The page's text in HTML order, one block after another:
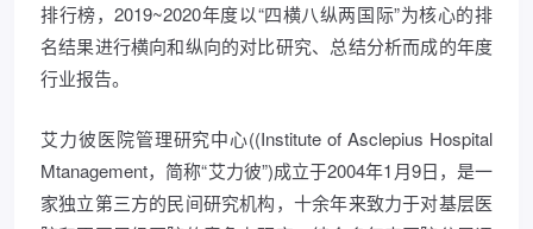
排行榜，2019~2020年度以“四横八纵两国际”为核心的排
名结果进行横向和纵向的对比研究、总结分析而成的年度
行业报告。
艾力彼医院管理研究中心((Institute of Asclepius Hospital
Mtanagement，简称“艾力彼”)成立于2004年1月9日，是一
家独立第三方的民间研究机构，十余年来致力于对基层医